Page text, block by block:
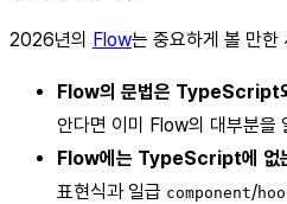
2026년의 Flow는 중요하게 볼 만한
Flow의 문법은 TypeScript
안다면 이미 Flow의 대부분을
Flow에는 TypeScript에 없
표현식과 일급 component/